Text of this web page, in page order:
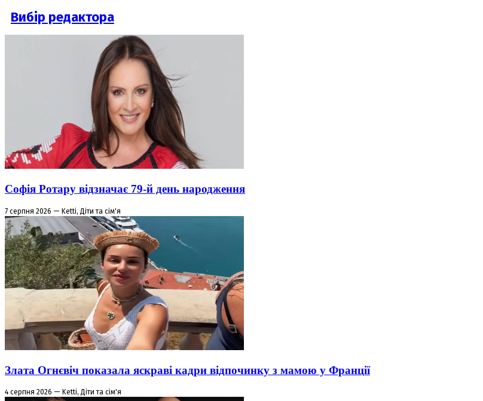
Вибір редактора
Софія Ротару відзначає 79-й день народження
7 серпня 2026 — Ketti, Діти та сім'я
Злата Огнєвіч показала яскраві кадри відпочинку з мамою у Франції
4 серпня 2026 — Ketti, Діти та сім'я